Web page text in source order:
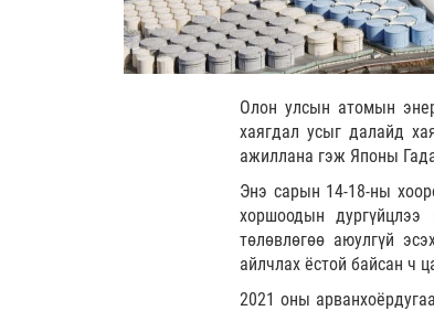
Олон улсын атомын
хаягдал усыг далайд
ажиллана гэж Японы
Энэ сарын 14-18-ны
хоршоодын
төлөвлөгөө аюулгүй
айлчлах ёстой байсан ч
2021 оны